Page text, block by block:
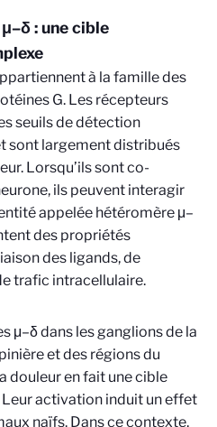
: une cible
à la famille des
G. Les récepteurs
seuils de détection
sont largement distribués
Lorsqu’ils sont co-
ils peuvent interagir
appelée hétéromère μ–
des propriétés
des ligands, de
trafic intracellulaire.
μ–δ dans les ganglions de la
et des régions du
douleur en fait une cible
activation induit un effet
naïfs. Dans ce contexte,